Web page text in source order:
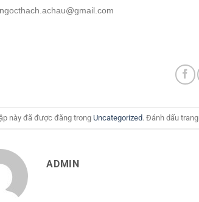
này đã được đăng trong Uncategorized. Đánh dấu trang
ADMIN